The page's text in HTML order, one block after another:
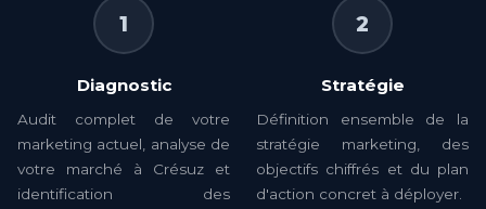
1
Diagnostic
Audit complet de votre
marketing actuel, analyse de
votre marché à Crésuz et
identification des
2
Stratégie
Définition ensemble de la
stratégie marketing, des
objectifs chiffrés et du plan
d'action concret à déployer.